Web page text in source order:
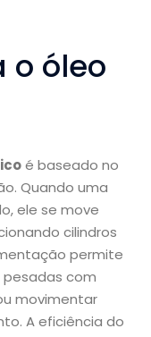
o óleo
é baseado no
Quando uma
ele se move
cilindros
permite
com
movimentar
A eficiência do